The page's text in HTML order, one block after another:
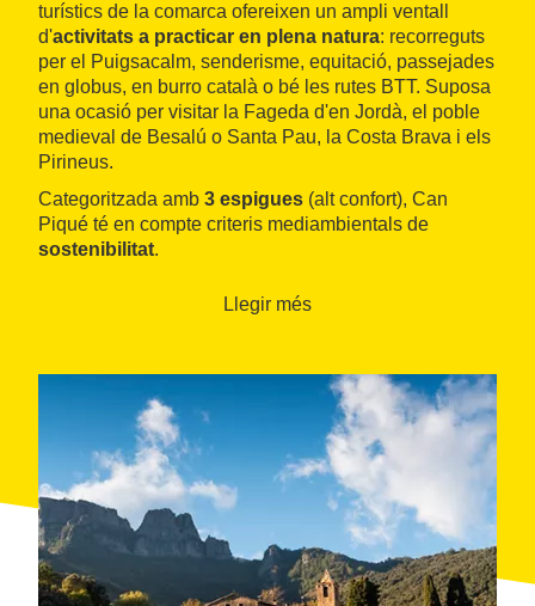
turístics de la comarca ofereixen un ampli ventall
d'activitats a practicar en plena natura: recorreguts
per el Puigsacalm, senderisme, equitació, passejades
en globus, en burro català o bé les rutes BTT. Suposa
una ocasió per visitar la Fageda d'en Jordà, el poble
medieval de Besalú o Santa Pau, la Costa Brava i els
Pirineus.
Categoritzada amb 3 espigues (alt confort), Can
Piqué té en compte criteris mediambientals de
sostenibilitat.
Llegir més